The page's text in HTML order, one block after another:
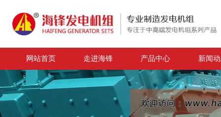
网站首页 走进海锋 产品中心 新闻